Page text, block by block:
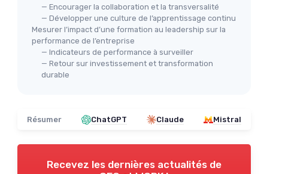
— Encourager la collaboration et la transversalité
— Développer une culture de l’apprentissage continu
Mesurer l’impact d’une formation au leadership sur la
performance de l’entreprise
— Indicateurs de performance à surveiller
— Retour sur investissement et transformation
durable
Résumer ChatGPT Claude Mistral
Recevez les dernières actualités de